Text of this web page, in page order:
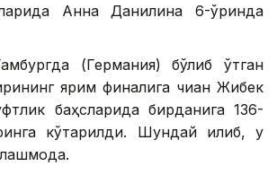
Анна Данилина 6-ўринда
(Германия) бўлиб ўтган
ярим финалига чиққан Жибек
баҳсларида бирданига 136-
кўтарилди. Шундай қилиб, у